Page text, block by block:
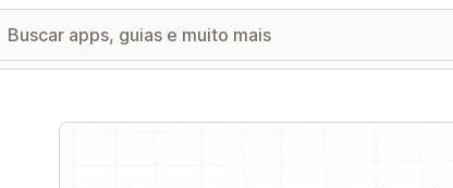
Galeria de imagens em destaque